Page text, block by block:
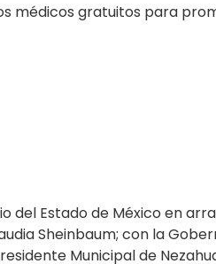
médicos gratuitos para
del Estado de México en
Sheinbaum; con la
Municipal de